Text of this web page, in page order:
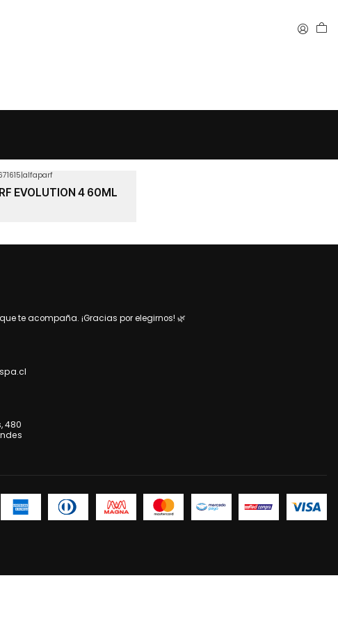
|alfaparf
EVOLUTION 4 60ML
te acompaña. ¡Gracias por elegirnos! 🌿
480